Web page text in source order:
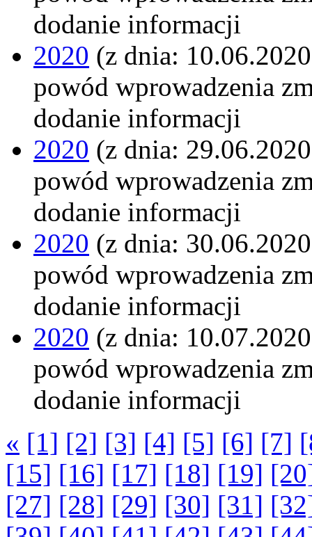
dodanie informacji
2020 (z dnia:
powód wprowadzenia
dodanie informacji
2020 (z dnia:
powód wprowadzenia
dodanie informacji
2020 (z dnia:
powód wprowadzenia
dodanie informacji
2020 (z dnia:
powód wprowadzenia
dodanie informacji
« [1] [2] [3] [4] [5] [6] [7]
[15] [16] [17] [18] [19]
[27] [28] [29] [30] [31]